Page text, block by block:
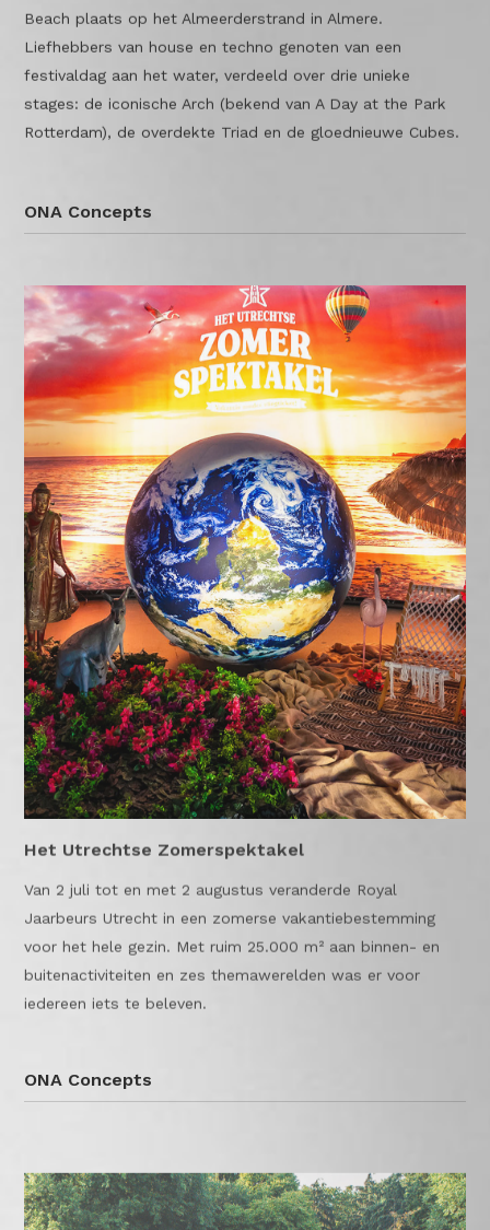
Beach plaats op het Almeerderstrand in Almere.
Liefhebbers van house en techno genoten van een
festivaldag aan het water, verdeeld over drie unieke
stages: de iconische Arch (bekend van A Day at the Park
Rotterdam), de overdekte Triad en de gloednieuwe Cubes.
ONA Concepts
Het Utrechtse Zomerspektakel
Van 2 juli tot en met 2 augustus veranderde Royal
Jaarbeurs Utrecht in een zomerse vakantiebestemming
voor het hele gezin. Met ruim 25.000 m² aan binnen- en
buitenactiviteiten en zes themawerelden was er voor
iedereen iets te beleven.
ONA Concepts